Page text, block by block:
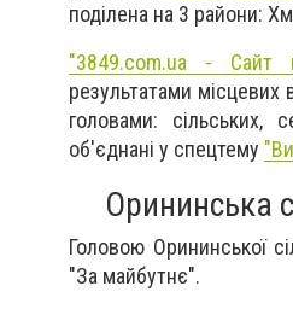
поділена на 3 райони:
"3849.com.ua - Сайт
результатами місцевих
головами: сільських,
об'єднані у спецтему
Орининська
Головою Орининської
"За майбутнє".